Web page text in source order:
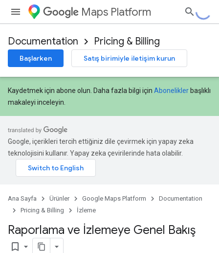
Maps Platform
Documentation Pricing & Billing
Başlarken Satış birimiyle iletişim kurun
Kaydetmek için abone olun. Daha fazla bilgi için Abonelikler başlıklı
makaleyi inceleyin.
Google, içerikleri tercih ettiğiniz dile çevirmek için yapay zeka
teknolojisini kullanır. Yapay zeka çevirilerinde hata olabilir.
Ana Sayfa Ürünler Google Maps Platform
Documentation
Pricing & Billing
İzleme
Raporlama ve İzlemeye Genel Bakış
bookmark_border